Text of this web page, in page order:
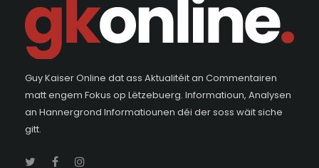
Guy Kaiser Online dat ass Aktualitéit an Commentairen
matt engem Fokus op Lëtzebuerg. Informatioun, Analysen
an Hannergrond Informatiounen déi der soss wäit siche
gitt.